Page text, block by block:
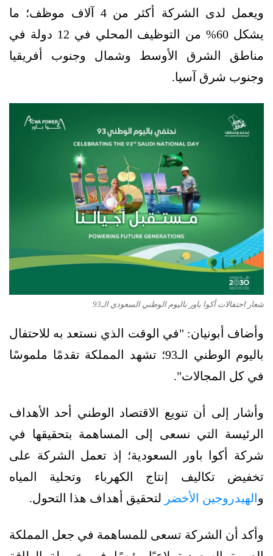
ويعمل لدى الشركة أكثر من 4 آلاف موظف؛ ما
يشكل 60% من التوظيف المحلي في 12 دولة في
مناطق الشرق الأوسط وشمال وجنوب أفريقيا
وجنوب شرق آسيا.
شعار احتفالات أكوا باور باليوم الوطني السعودي الـ93
وأضاف أبونيان: "في الوقت الذي نستعد به للاحتفال
باليوم الوطني الـ93؛ تشهد المملكة تقدمًا ملموسًا
في كل المجالات".
وأشار إلى أن تنويع الاقتصاد الوطني أحد الأهداف
الرئيسة التي نسعى إلى المساهمة بتحقيقها في
شركة أكوا باور السعودية؛ إذ تعمل الشركة على
تخفيض تكاليف إنتاج الكهرباء وتحلية المياه
و الهيدروجين الأخضر لتحقيق أهداف هذا التحول.
وأكد أن الشركة تسعى للمساهمة في جعل المملكة